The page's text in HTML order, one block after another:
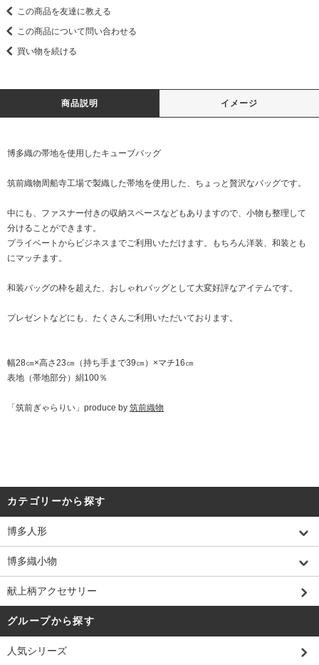
この商品を友達に教える
この商品について問い合わせる
買い物を続ける
商品説明 イメージ
博多織の帯地を使用したキューブバッグ
筑前織物周船寺工場で製織した帯地を使用した、ちょっと贅沢なバッグです。
中にも、ファスナー付きの収納スペースなどもありますので、小物も整理して
分けることができます。
プライベートからビジネスまでご利用いただけます。もちろん洋装、和装とも
にマッチます。
和装バッグの枠を超えた、おしゃれバッグとして大変好評なアイテムです。
プレゼントなどにも、たくさんご利用いただいております。
幅28㎝×高さ23㎝（持ち手まで39㎝）×マチ16㎝
表地（帯地部分）絹100％
「筑前ぎゃらりい」produce by 筑前織物
カテゴリーから探す
博多人形
博多織小物
献上柄アクセサリー
グループから探す
人気シリーズ